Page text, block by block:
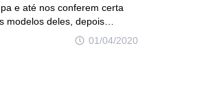
01/04/2020
e até nos conferem certa
modelos deles, depois
conhecidos ou inspirarem
se icônicos e fonte